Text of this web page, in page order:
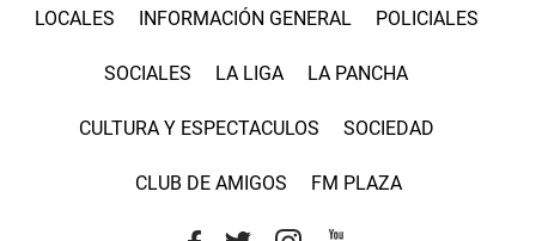
LOCALES INFORMACIÓN GENERAL POLICIALES
SOCIALES LA LIGA LA PANCHA
CULTURA Y ESPECTACULOS SOCIEDAD
CLUB DE AMIGOS FM PLAZA